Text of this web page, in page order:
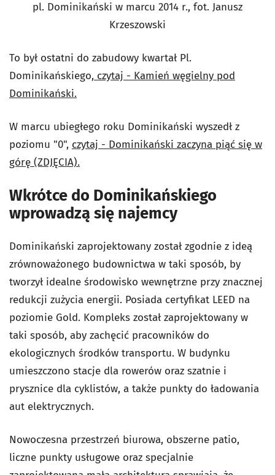
pl. Dominikański w marcu 2014 r., fot. Janusz
Krzeszowski
To był ostatni do zabudowy kwartał Pl.
Dominikańskiego, czytaj - Kamień węgielny pod
Dominikański.
W marcu ubiegłego roku Dominikański wyszedł z
poziomu "0", czytaj - Dominikański zaczyna piąć się w
górę (ZDJĘCIA).
Wkrótce do Dominikańskiego
wprowadzą się najemcy
Dominikański zaprojektowany został zgodnie z ideą
zrównoważonego budownictwa w taki sposób, by
tworzył idealne środowisko wewnętrzne przy znacznej
redukcji zużycia energii. Posiada certyfikat LEED na
poziomie Gold. Kompleks został zaprojektowany w
taki sposób, aby zachęcić pracowników do
ekologicznych środków transportu. W budynku
umieszczono stacje dla rowerów oraz szatnie i
prysznice dla cyklistów, a także punkty do ładowania
aut elektrycznych.
Nowoczesna przestrzeń biurowa, obszerne patio,
liczne punkty usługowe oraz specjalnie